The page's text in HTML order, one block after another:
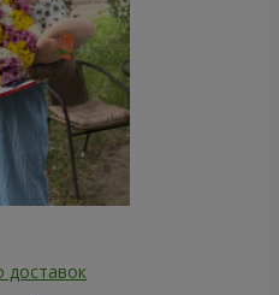
доставок